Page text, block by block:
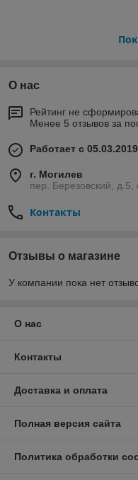
О нас
Рейтинг не
Менее 5 отзывов за
Работает с 05.03.2019
г. Могилев
пер. Березовский,
Контакты
Отзывы о магазине
У компании пока нет
О нас
Контакты
Доставка и оплата
Полная версия сайта
Политика обработки